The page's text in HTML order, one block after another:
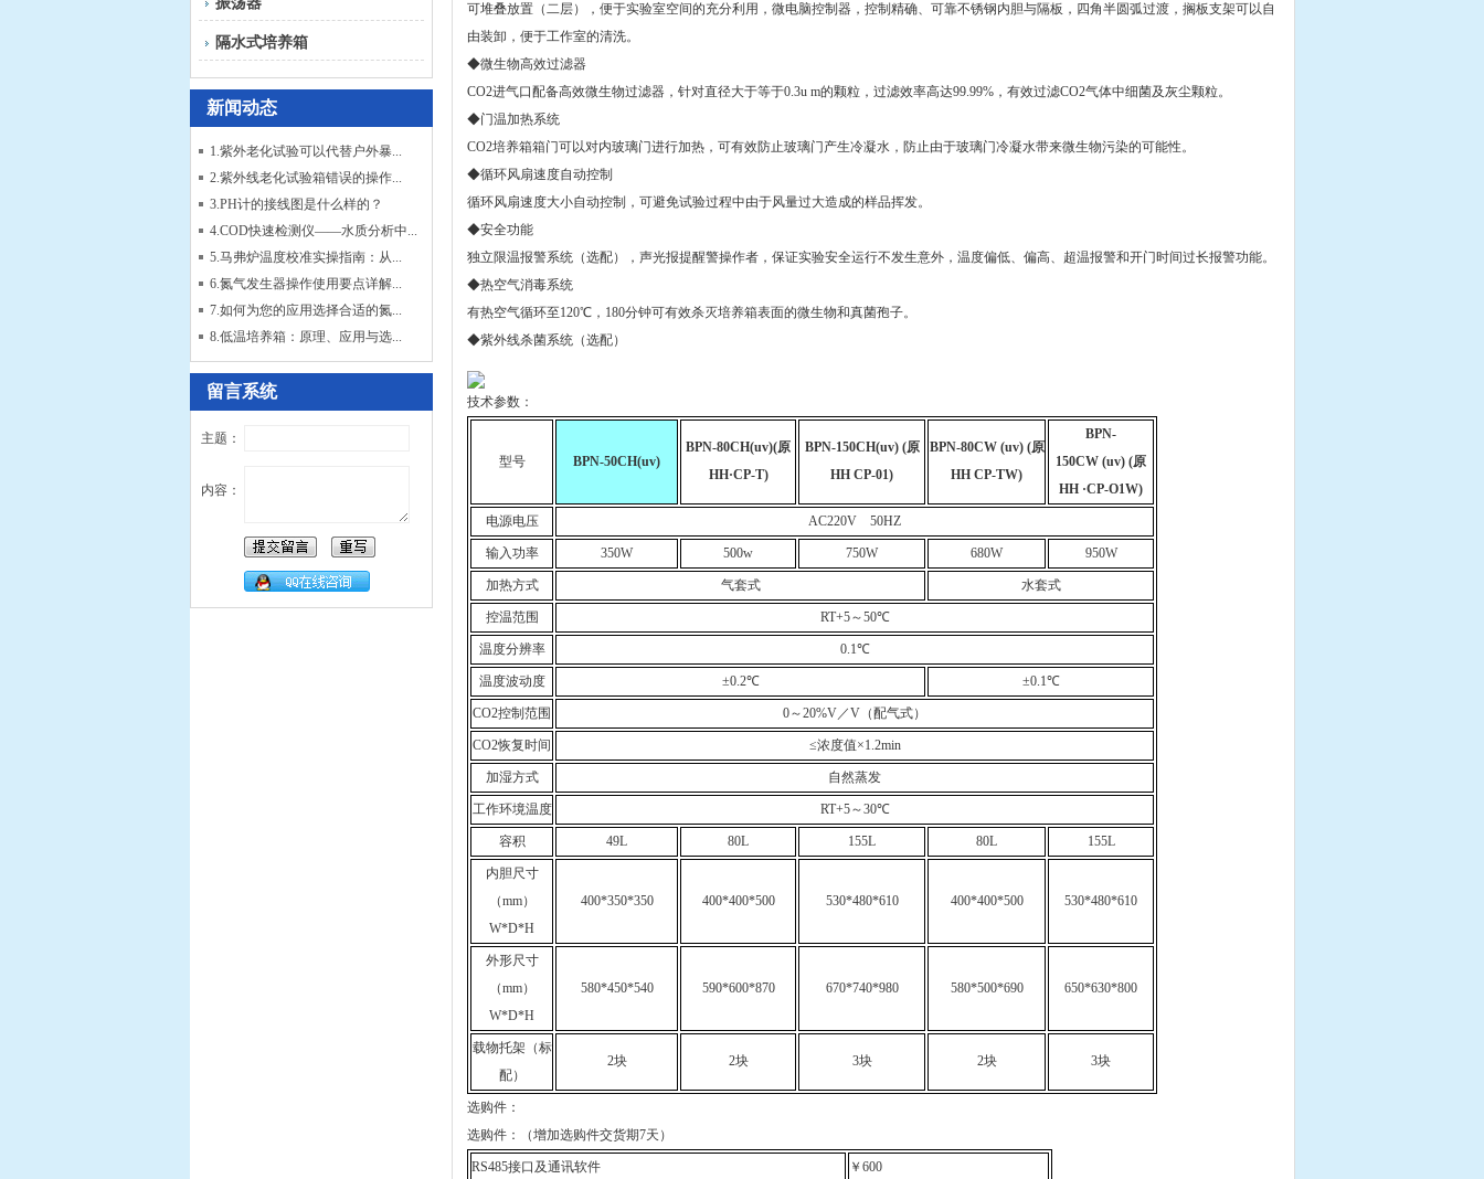
隔水式培养箱
新闻动态
1.紫外老化试验可以代替户外暴...
2.紫外线老化试验箱错误的操作...
3.PH计的接线图是什么样的？
4.COD快速检测仪——水质分析中...
5.马弗炉温度校准实操指南：从...
6.氮气发生器操作使用要点详解...
7.如何为您的应用选择合适的氮...
8.低温培养箱：原理、应用与选...
留言系统
主题：
内容：
可堆叠放置（二层），便于实验室空间的充分利用，微电脑控制器，控制精确、可靠不锈钢内胆与隔板，四角半圆弧过渡，搁板支架可以自
由装卸，便于工作室的清洗。
◆微生物高效过滤器
CO2进气口配备高效微生物过滤器，针对直径大于等于0.3u m的颗粒，过滤效率高达99.99%，有效过滤CO2气体中细菌及灰尘颗粒。
◆门温加热系统
CO2培养箱箱门可以对内玻璃门进行加热，可有效防止玻璃门产生冷凝水，防止由于玻璃门冷凝水带来微生物污染的可能性。
◆循环风扇速度自动控制
循环风扇速度大小自动控制，可避免试验过程中由于风量过大造成的样品挥发。
◆安全功能
独立限温报警系统（选配），声光报提醒警操作者，保证实验安全运行不发生意外，温度偏低、偏高、超温报警和开门时间过长报警功能。
◆热空气消毒系统
有热空气循环至120℃，180分钟可有效杀灭培养箱表面的微生物和真菌孢子。
◆紫外线杀菌系统（选配）
技术参数：
型号 BPN-50CH(uv)
BPN-80CH(uv)(原
HH·CP-T)
BPN-150CH(uv) (原
HH CP-01)
BPN-80CW (uv) (原
HH CP-TW)
BPN-
150CW (uv) (原
HH ·CP-O1W)
电源电压 AC220V 50HZ
输入功率 350W 500w 750W 680W 950W
加热方式 气套式 水套式
控温范围 RT+5～50℃
温度分辨率 0.1℃
温度波动度 ±0.2℃ ±0.1℃
CO2控制范围 0～20%V／V （配气式）
CO2恢复时间 ≤浓度值×1.2min
加湿方式 自然蒸发
工作环境温度 RT+5～30℃
容积 49L 80L 155L 80L 155L
内胆尺寸
（mm）
W*D*H
400*350*350 400*400*500 530*480*610 400*400*500 530*480*610
外形尺寸
（mm）
W*D*H
580*450*540 590*600*870 670*740*980 580*500*690 650*630*800
载物托架（标
配）
2块 2块 3块 2块 3块
选购件：
选购件：（增加选购件交货期7天）
RS485接口及通讯软件 ￥ 600